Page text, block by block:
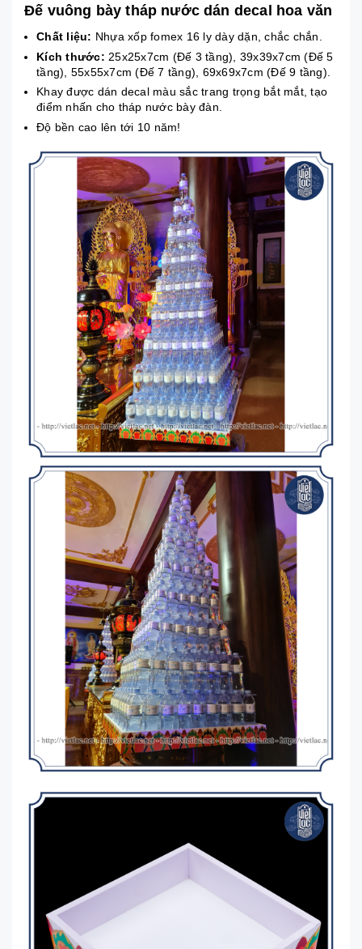
Đế vuông bày tháp nước dán decal hoa văn
Chất liệu: Nhựa xốp fomex 16 ly dày dặn, chắc chắn.
Kích thước: 25x25x7cm (Đế 3 tầng), 39x39x7cm (Đế 5
tầng), 55x55x7cm (Đế 7 tầng), 69x69x7cm (Đế 9 tầng).
Khay được dán decal màu sắc trang trọng bắt mắt, tạo
điểm nhấn cho tháp nước bày đàn.
Độ bền cao lên tới 10 năm!